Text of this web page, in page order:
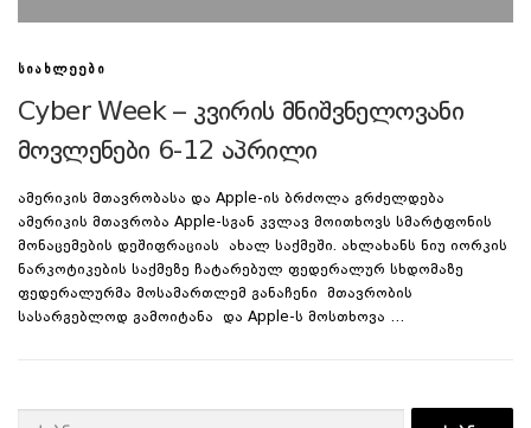
ᲡᲘᲐᲮᲚᲔᲔᲑᲘ
Cyber Week – კვირის მნიშვნელოვანი
მოვლენები 6-12 აპრილი
ამერიკის მთავრობასა და Apple-ის ბრძოლა გრძელდება
ამერიკის მთავრობა Apple-სგან კვლავ მოითხოვს სმარტფონის
მონაცემების დეშიფრაციას ახალ საქმეში. ახლახანს ნიუ იორკის
ნარკოტიკების საქმეზე ჩატარებულ ფედერალურ სხდომაზე
ფედერალურმა მოსამართლემ განაჩენი მთავრობის
სასარგებლოდ გამოიტანა და Apple-ს მოსთხოვა …